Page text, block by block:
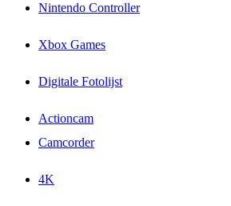
Nintendo Controller
Xbox Games
Digitale Fotolijst
Actioncam
Camcorder
4K